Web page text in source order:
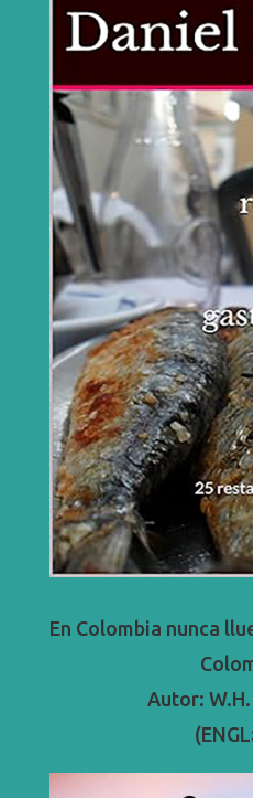
En Colombia nunca
Autor: